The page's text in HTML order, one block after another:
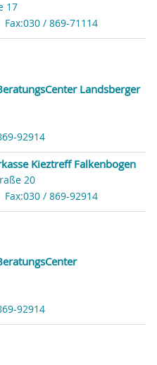
17
Fax:030 / 869-71114
Landsberger
92914
Kieztreff Falkenbogen
20
Fax:030 / 869-92914
92914